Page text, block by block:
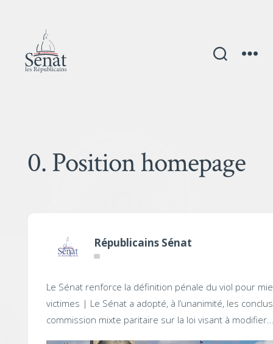
0. Position homepage
Républicains Sénat
Le Sénat renforce la définition pénale du viol pour
victimes | Le Sénat a adopté, à l’unanimité, les
commission mixte paritaire sur la loi visant à